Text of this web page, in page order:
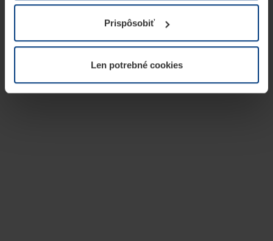
prevádzku tejto stránky. Pre všetky ostatné typy cookie
potrebujeme Vaše povolenie. Vaše povolenie môžete
kedykoľvek zmeniť alebo odvolať vo vysvetlení cookie
našej webovej stránky.
Prispôsobiť
Len potrebné cookies